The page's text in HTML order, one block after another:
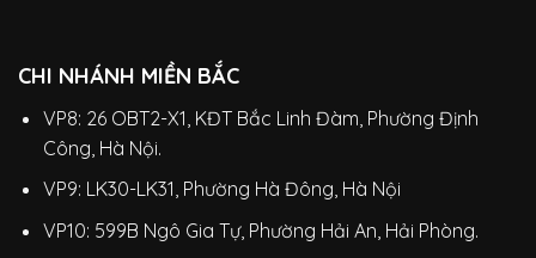
CHI NHÁNH MIỀN BẮC
VP8: 26 OBT2-X1, KĐT Bắc Linh Đàm, Phường Định
Công, Hà Nội.
VP9: LK30-LK31, Phường Hà Đông, Hà Nội
VP10: 599B Ngô Gia Tự, Phường Hải An, Hải Phòng.